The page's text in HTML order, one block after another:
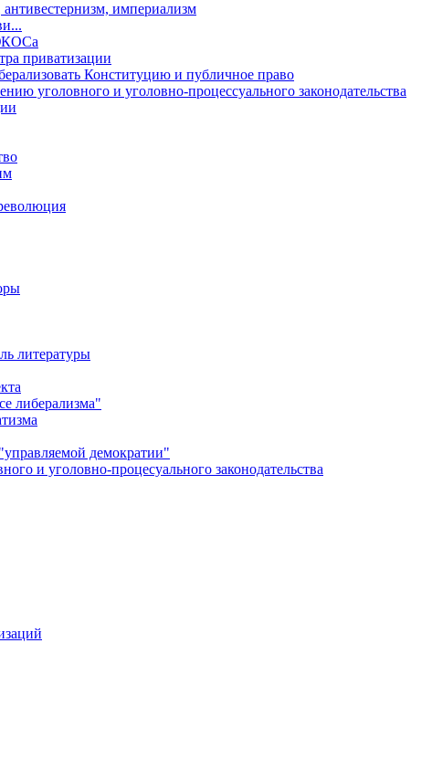
империализм
приватизации
Конституцию и публичное право
уголовного и уголовно-процессуального законодательства
литературы
либерализма"
демократии"
и уголовно-процесуального законодательства